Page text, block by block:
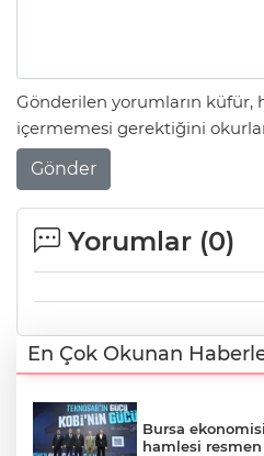
Gönderilen yorumların küfür,
içermemesi gerektiğini
Gönder
Yorumlar (0)
En Çok Okunan
Bursa
hamlesi resmen